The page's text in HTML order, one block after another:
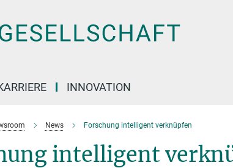
INNOVATION
News Forschung intelligent verknüpfen
intelligent